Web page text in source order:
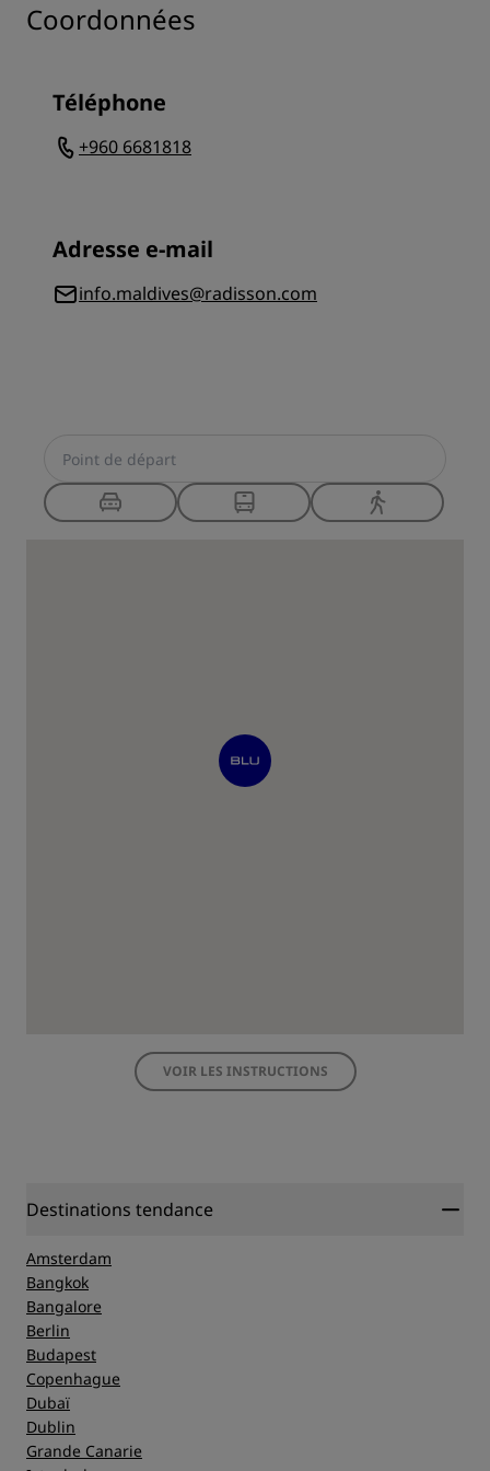
Coordonnées
Téléphone
+960 6681818
Adresse e-mail
info.maldives@radisson.com
VOIR LES INSTRUCTIONS
Destinations tendance
Amsterdam
Bangkok
Bangalore
Berlin
Budapest
Copenhague
Dubaï
Dublin
Grande Canarie